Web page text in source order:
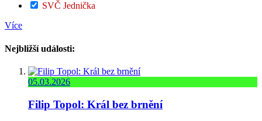
SVČ Jednička
Více
Nejbližší události:
05.03.2026
Filip Topol: Král bez brnění